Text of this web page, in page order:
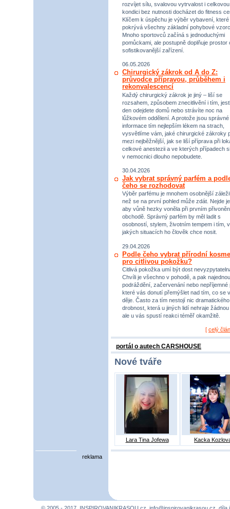
rozvíjet sílu, svalovou vytrvalost i celkovou
kondici bez nutnosti docházet do fitness
Klíčem k úspěchu je výběr vybavení, které
pokrývá všechny základní pohybové
Mnoho sportovců začíná s jednoduchými
pomůckami, ale postupně doplňuje prostor
sofistikovanější zařízení.
06.05.2026
Chirurgický zákrok od A do Z:
průvodce přípravou, průběhem i
rekonvalescencí
Každý chirurgický zákrok je jiný – liší se
rozsahem, způsobem znecitlivění i tím,
den odejdete domů nebo strávíte noc na
lůžkovém oddělení. A protože jsou správné
informace tím nejlepším lékem na strach,
vysvětlíme vám, jaké chirurgické zákroky
mezi nejběžnější, jak se liší příprava při
celkové anestezii a ve kterých případech si
v nemocnici dlouho nepobudete.
30.04.2026
Jak vybrat správný parfém a
čeho se rozhodovat
Výběr parfému je mnohem osobnější
než se na první pohled může zdát. Nejde
aby vůně hezky voněla při prvním
obchodě. Správný parfém by měl ladit s
osobností, stylem, životním tempem i tím, v
jakých situacích ho člověk chce nosit.
29.04.2026
Podle čeho vybrat přírodní
pro citlivou pokožku?
Citlivá pokožka umí být dost
Chvíli je všechno v pohodě, a pak
podráždění, začervenání nebo nepříjemné
které vás donutí přemýšlet nad tím, co se
děje. Často za tím nestojí nic
drobnost, která u jiných lidí nehraje žádnou
ale u vás spustí reakci téměř okamžitě.
[ celý
portál o autech CARSHOUSE
Nové tváře
Lara Tina Jofewa Kacka
reklama